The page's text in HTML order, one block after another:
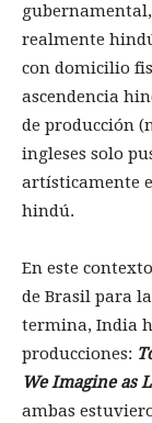
gubernamental,
realmente
con domicilio
ascendencia
de producción
ingleses solo
artísticamente
hindú.
En este
de Brasil para
termina, India
producciones:
We Imagine as
ambas